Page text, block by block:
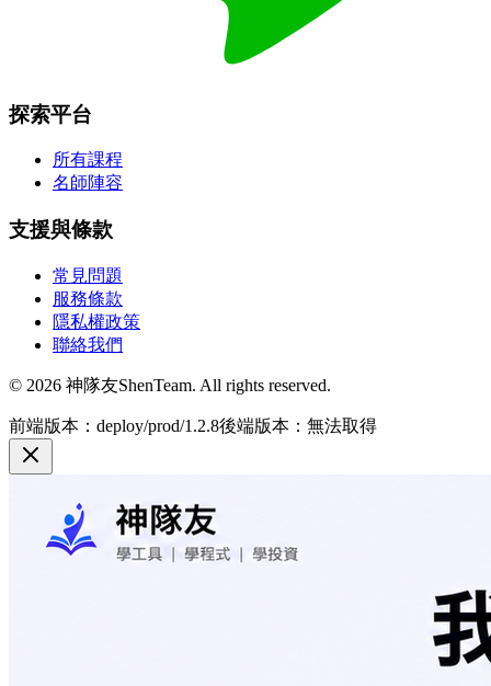
探索平台
所有課程
名師陣容
支援與條款
常見問題
服務條款
隱私權政策
聯絡我們
© 2026 神隊友ShenTeam. All rights reserved.
前端版本：deploy/prod/1.2.8後端版本：無法取得